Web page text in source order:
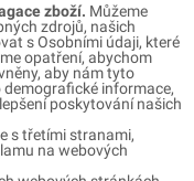
zboží. Můžeme
zdrojů, našich
s Osobními údaji, které
opatření, abychom
aby nám tyto
informace,
poskytování našich
s třetími stranami,
na webových